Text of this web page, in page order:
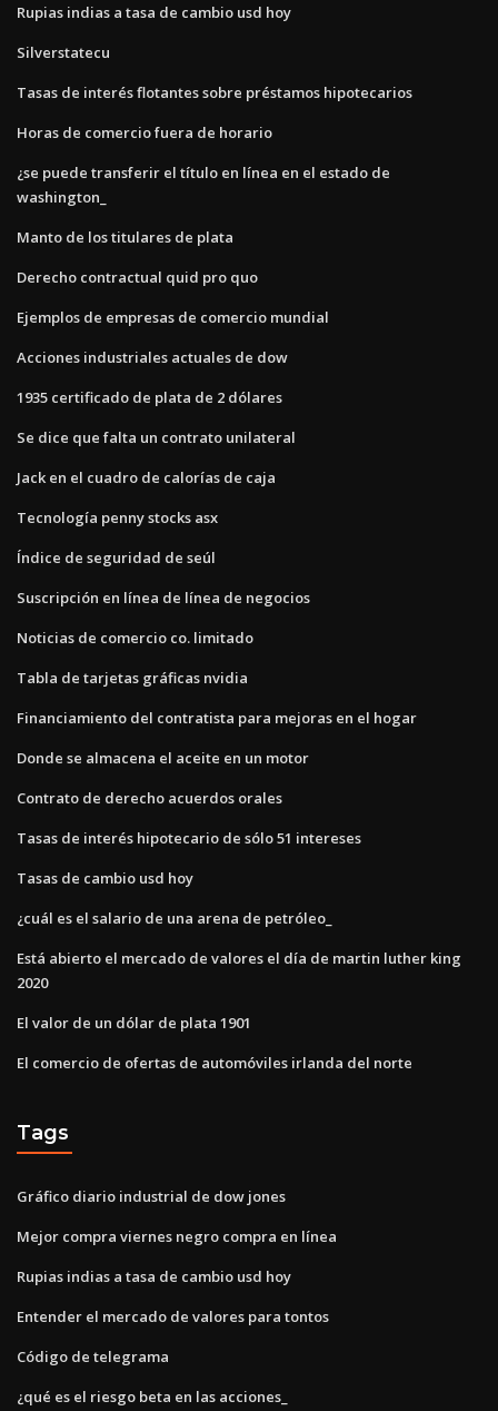
Rupias indias a tasa de cambio usd hoy
Silverstatecu
Tasas de interés flotantes sobre préstamos hipotecarios
Horas de comercio fuera de horario
¿se puede transferir el título en línea en el estado de
washington_
Manto de los titulares de plata
Derecho contractual quid pro quo
Ejemplos de empresas de comercio mundial
Acciones industriales actuales de dow
1935 certificado de plata de 2 dólares
Se dice que falta un contrato unilateral
Jack en el cuadro de calorías de caja
Tecnología penny stocks asx
Índice de seguridad de seúl
Suscripción en línea de línea de negocios
Noticias de comercio co. limitado
Tabla de tarjetas gráficas nvidia
Financiamiento del contratista para mejoras en el hogar
Donde se almacena el aceite en un motor
Contrato de derecho acuerdos orales
Tasas de interés hipotecario de sólo 51 intereses
Tasas de cambio usd hoy
¿cuál es el salario de una arena de petróleo_
Está abierto el mercado de valores el día de martin luther king
2020
El valor de un dólar de plata 1901
El comercio de ofertas de automóviles irlanda del norte
Tags
Gráfico diario industrial de dow jones
Mejor compra viernes negro compra en línea
Rupias indias a tasa de cambio usd hoy
Entender el mercado de valores para tontos
Código de telegrama
¿qué es el riesgo beta en las acciones_